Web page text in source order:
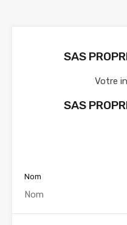
SAS
Votre
SAS
Nom